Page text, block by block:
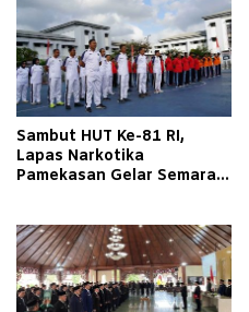
Pamekasan
Sambut HUT Ke-81 RI,
Lapas Narkotika
Pamekasan Gelar Semarak